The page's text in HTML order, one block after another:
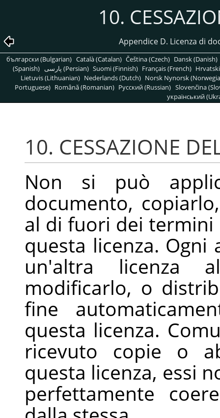
10.
Appendice D. Licenza di
български (Bulgarian) Català (Catalan) Čeština (Czech) Dansk (Danish)
(Spanish)
پارسی (Persian) Suomi (Finnish) Français (French)
Lietuvis (Lithuanian) Nederlands (Dutch) Norsk Nynorsk
Portuguese) Română (Romanian) Pусский (Russian) Slovenčina
український
10. CESSAZIONE
Non si può
documento,
al di fuori dei termini
questa licenza.
un'altra licenza
modificarlo, o
fine
questa licenza.
ricevuto copie o
questa licenza, essi
perfettamente